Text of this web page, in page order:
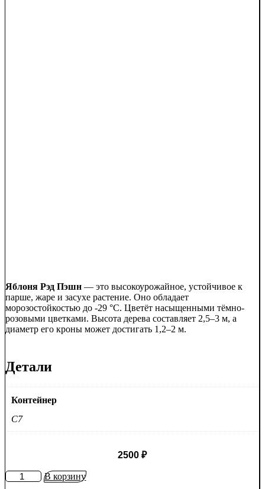
Яблоня Рэд Пэшн — это высокоурожайное, устойчивое к
парше, жаре и засухе растение. Оно обладает
морозостойкостью до -29 °C. Цветёт насыщенными тёмно-
розовыми цветками. Высота дерева составляет 2,5–3 м, а
диаметр его кроны может достигать 1,2–2 м.
Детали
Контейнер
C7
2500 ₽
КоличествоВ корзину